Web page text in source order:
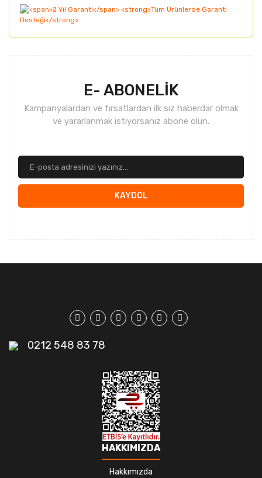
E- ABONELİK
Kampanyalardan ve fırsatlardan ilk siz haberdar olmak
ve yararlanmak istiyorsanız abone olun.
KAYDOL
0212 548 83 78
HAKKIMIZDA
Hakkımızda